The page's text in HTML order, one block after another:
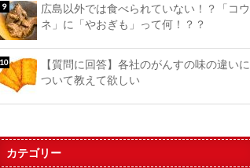
広島以外では食べられていない！？「コウ
ネ」に「やおぎも」って何！？？
【質問に回答】各社のがんすの味の違いに
ついて教えて欲しい
カテゴリー